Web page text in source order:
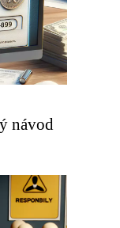
návod